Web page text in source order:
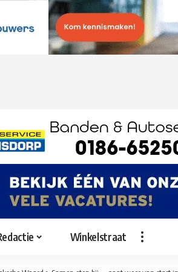
Winkelstraat